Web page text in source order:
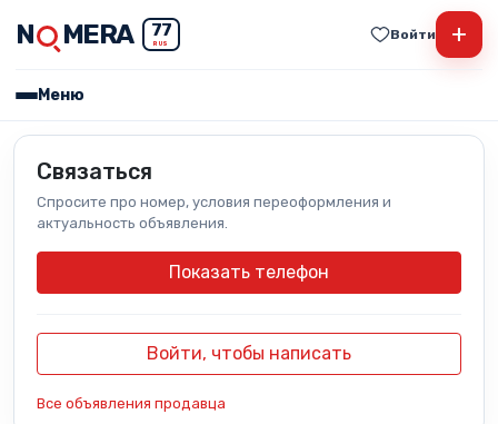
N MERA 77
RUS
Войти +
Меню
Связаться
Спросите про номер, условия переоформления и
актуальность объявления.
Показать телефон
Войти, чтобы написать
Все объявления продавца